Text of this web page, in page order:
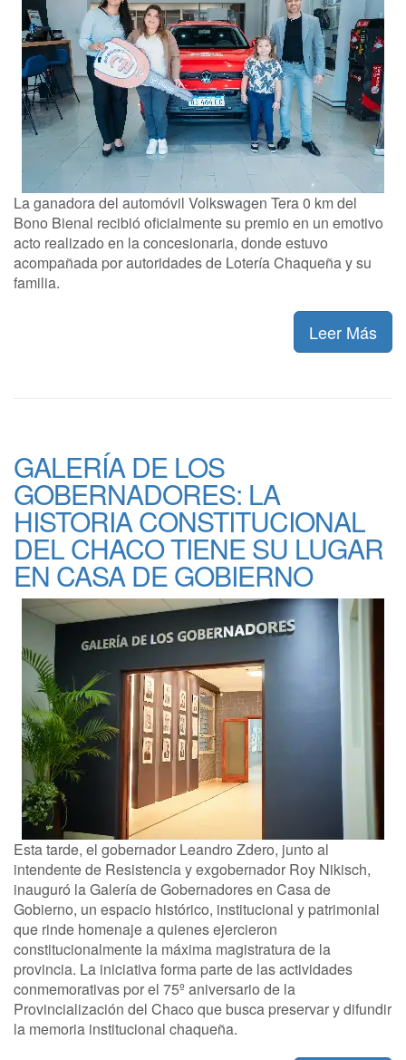
La ganadora del automóvil Volkswagen Tera 0 km del
Bono Bienal recibió oficialmente su premio en un emotivo
acto realizado en la concesionaria, donde estuvo
acompañada por autoridades de Lotería Chaqueña y su
familia.
Leer Más
GALERÍA DE LOS
GOBERNADORES: LA
HISTORIA CONSTITUCIONAL
DEL CHACO TIENE SU LUGAR
EN CASA DE GOBIERNO
Esta tarde, el gobernador Leandro Zdero, junto al
intendente de Resistencia y exgobernador Roy Nikisch,
inauguró la Galería de Gobernadores en Casa de
Gobierno, un espacio histórico, institucional y patrimonial
que rinde homenaje a quienes ejercieron
constitucionalmente la máxima magistratura de la
provincia. La iniciativa forma parte de las actividades
conmemorativas por el 75º aniversario de la
Provincialización del Chaco que busca preservar y difundir
la memoria institucional chaqueña.